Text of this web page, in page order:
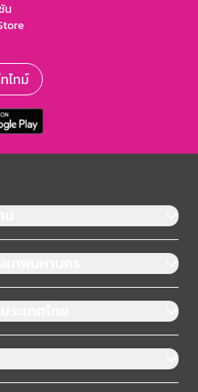
น
ไทม์
ทพมหานคร
ะเทศไทย